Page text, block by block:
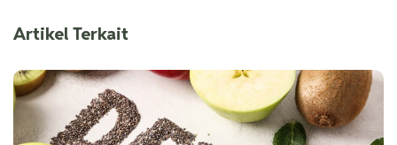
Artikel Terkait